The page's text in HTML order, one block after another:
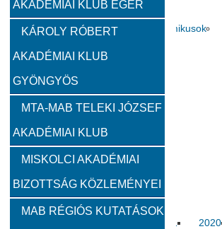
Választott vezetők Akadémikusok
Közérdekű információk
SZMSZ
Alapítvány
2020
AKADÉMIAI KLUB EGER
KÁROLY RÓBERT
AKADÉMIAI KLUB
GYÖNGYÖS
MTA-MAB TELEKI JÓZSEF
AKADÉMIAI KLUB
MISKOLCI AKADÉMIAI
BIZOTTSÁG KÖZLEMÉNYEI
MAB RÉGIÓS KUTATÁSOK